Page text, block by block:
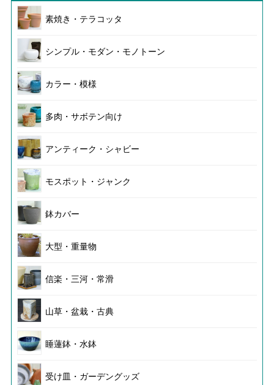
素焼き・テラコッタ
シンプル・モダン・モノトーン
カラー・模様
多肉・サボテン向け
アンティーク・シャビー
モスポット・ジャンク
鉢カバー
大型・重量物
信楽・三河・常滑
山草・盆栽・古典
睡蓮鉢・水鉢
受け皿・ガーデングッズ